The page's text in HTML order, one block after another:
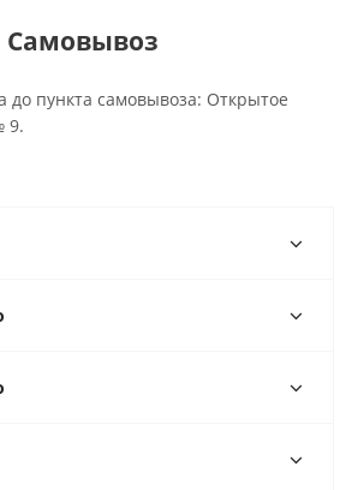
Самовывоз
до пункта самовывоза: Открытое
9.